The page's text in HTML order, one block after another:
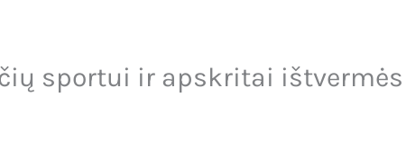
sportui ir apskritai ištvermės